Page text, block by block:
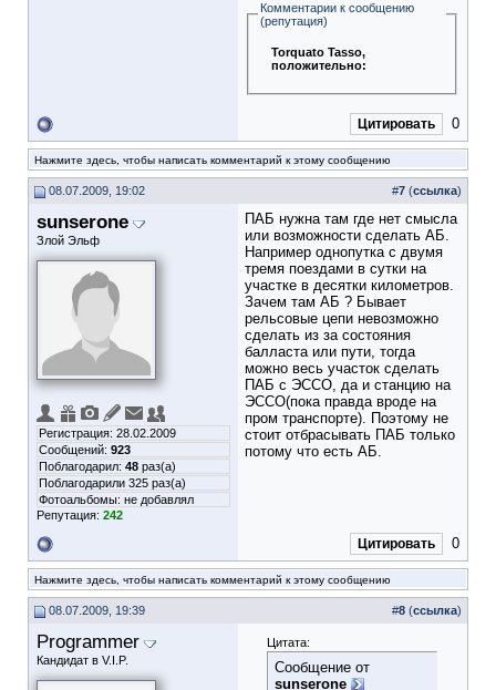
Комментарии к сообщению
(репутация)
Torquato Tasso,
положительно:
Цитировать 0
Нажмите здесь, чтобы написать комментарий к этому сообщению
08.07.2009, 19:02 #7 (ссылка)
sunserone
Злой Эльф
Регистрация: 28.02.2009
Сообщений: 923
Поблагодарил: 48 раз(а)
Поблагодарили 325 раз(а)
Фотоальбомы: не добавлял
Репутация: 242
ПАБ нужна там где нет смысла
или возможности сделать АБ.
Например однопутка с двумя
тремя поездами в сутки на
участке в десятки километров.
Зачем там АБ ? Бывает
рельсовые цепи невозможно
сделать из за состояния
балласта или пути, тогда
можно весь участок сделать
ПАБ с ЭССО, да и станцию на
ЭССО(пока правда вроде на
пром транспорте). Поэтому не
стоит отбрасывать ПАБ только
потому что есть АБ.
Цитировать 0
Нажмите здесь, чтобы написать комментарий к этому сообщению
08.07.2009, 19:39 #8 (ссылка)
Programmer
Кандидат в V.I.P.
Цитата:
Сообщение от
sunserone